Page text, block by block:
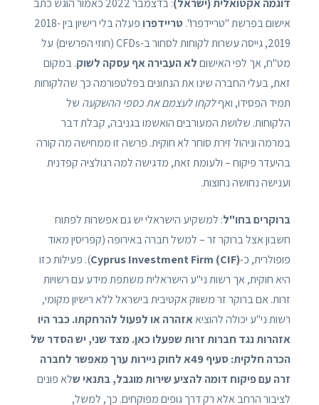
אישום בפרשת "טריידפרו".טריידפרו
פעלה בלי רישיון בין 2018-
2019, גייסה עשרות לקוחות לסחור ב-CFDs (חוזי הפרשים) על
מט"ח, אך לפי האישוםלא העבירה אף עסקה לשוק. במקום
זאת, בעלי החברה שינו את הנתונים בפלטפורמה כך שהלקוחות
תמיד הפסידו, ואףלקחו לעצמם את כספי ההשקעה של
הלקוחות. שלושת המעורבים הואשמו בגניבה, קבלת דבר
במרמה וניהול זירת סוחר לא חוקית. פרשה זו ממחישה מה קורה
בהיעדר פיקוח – ולעומת זאת, מדגישה למה רגולציה קפדנית
וענישה נחושה נחוצות.
ברוקרים בחו"ל: למשקיע הישראלי יש גם אפשרות לפתוח
חשבון אצל ברוקר זר – למשל חברה באירופה (קפריסין מאוד
פופולרית, כ-Cyprus Investment Firm (CIF)). פעילות כזו
היא חוקית, אך רשות ני"ע הישראלית משתפת מידע עם רשויות
זרות. אם ברוקר זר משווק אקטיבית בישראל ללא רישיון מקומי,
רשות ני"ע יכולה להוציאאזהרה או לפעול להרחקתו. כבר היו
אזהרות נגד חברות זרות שפעלו כאן. מצד שני, יש הסדר של
הכרה חלקית: סעיף 49א לחוק ניירות ערך מאפשר לחברה
זרה עם פיקוח דומה להציע שירות מוגבל, בתנאי שלא פונים
לציבור הרחב אלא רק דרך גופים מפוקחים. כך, למשל,